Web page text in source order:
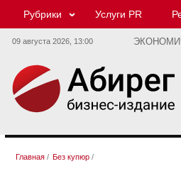
Рубрики Услуги PR
09 августа 2026, 13:00
Главная / Без купюр /